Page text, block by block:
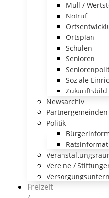
Müll /
Notruf
Ortsplan
Schulen
Senioren
Soziale
Zukunftsbild
Newsarchiv
Partnergemeinden
Politik
Vereine /
Freizeit